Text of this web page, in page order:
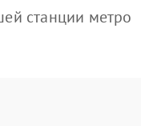
станции метро